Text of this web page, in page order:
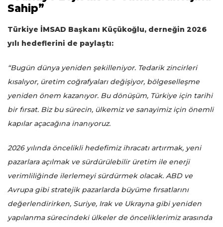
Sahip”
Türkiye İMSAD Başkanı Küçükoğlu, derneğin 2026
yılı hedeflerini de paylaştı:
“Bugün dünya yeniden şekilleniyor. Tedarik zincirleri
kısalıyor, üretim coğrafyaları değişiyor, bölgeselleşme
yeniden önem kazanıyor. Bu dönüşüm, Türkiye için tarihi
bir fırsat. Biz bu sürecin, ülkemiz ve sanayimiz için önemli
kapılar açacağına inanıyoruz.
2026 yılında öncelikli hedefimiz ihracatı artırmak, yeni
pazarlara açılmak ve sürdürülebilir üretim ile enerji
verimliliğinde ilerlemeyi sürdürmek olacak. ABD ve
Avrupa gibi stratejik pazarlarda büyüme fırsatlarını
değerlendirirken, Suriye, Irak ve Ukrayna gibi yeniden
yapılanma sürecindeki ülkeler de önceliklerimiz arasında